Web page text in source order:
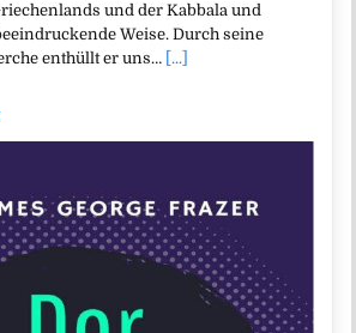
und der Kabbala und
Weise. Durch seine
enthüllt er uns… [...]